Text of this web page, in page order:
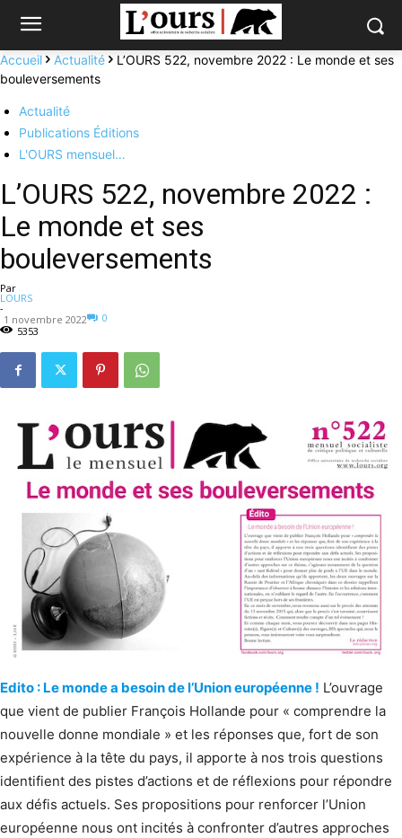
Accueil Actualité
L’OURS 522, novembre 2022 : Le monde et ses
bouleversements
Actualité
Publications Éditions
L'OURS mensuel…
L’OURS 522, novembre 2022 :
Le monde et ses
bouleversements
Par
LOURS
-
1 novembre 2022
0
5353
Edito : Le monde a besoin de l’Union européenne ! L’ouvrage
que vient de publier François Hollande pour « comprendre la
nouvelle donne mondiale » et les réponses que, fort de son
expérience à la tête du pays, il apporte à nos trois questions
identifient des pistes d’actions et de réflexions pour répondre
aux défis actuels. Ses propositions pour renforcer l’Union
européenne nous ont incités à confronter d’autres approches